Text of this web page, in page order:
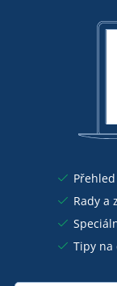
Rady a
Tipy na